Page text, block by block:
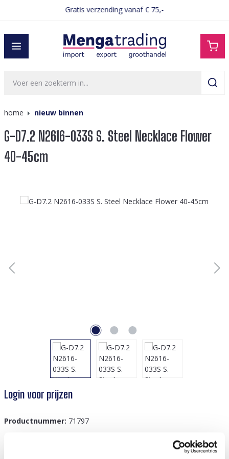
Gratis verzending vanaf € 75,-
home nieuw binnen
G-D7.2 N2616-033S S. Steel Necklace Flower
40-45cm
Afbeeldingengalerij overslaan
Login voor prijzen
Productnummer: 71797